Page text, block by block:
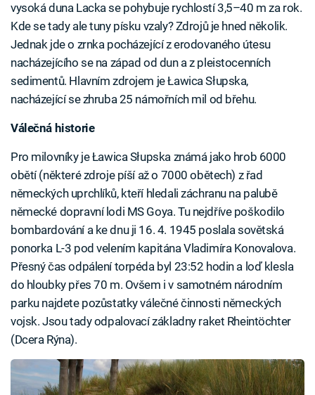
vysoká duna Lacka se pohybuje rychlostí 3,5–40 m za rok.
Kde se tady ale tuny písku vzaly? Zdrojů je hned několik.
Jednak jde o zrnka pocházející z erodovaného útesu
nacházejícího se na západ od dun a z pleistocenních
sedimentů. Hlavním zdrojem je Ławica Słupska,
nacházející se zhruba 25 námořních mil od břehu.
Válečná historie
Pro milovníky je Ławica Słupska známá jako hrob 6000
obětí (některé zdroje píší až o 7000 obětech) z řad
německých uprchlíků, kteří hledali záchranu na palubě
německé dopravní lodi MS Goya. Tu nejdříve poškodilo
bombardování a ke dnu ji 16. 4. 1945 poslala sovětská
ponorka L-3 pod velením kapitána Vladimíra Konovalova.
Přesný čas odpálení torpéda byl 23:52 hodin a loď klesla
do hloubky přes 70 m. Ovšem i v samotném národním
parku najdete pozůstatky válečné činnosti německých
vojsk. Jsou tady odpalovací základny raket Rheintöchter
(Dcera Rýna).